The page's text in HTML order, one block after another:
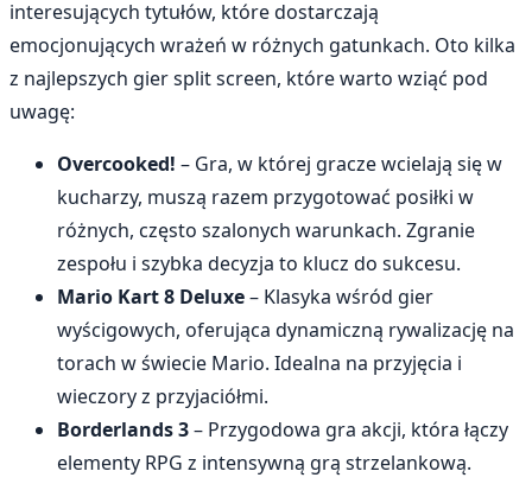
interesujących tytułów, które dostarczają
emocjonujących wrażeń w różnych gatunkach. Oto kilka
z najlepszych gier split screen, które warto wziąć pod
uwagę:
Overcooked! – Gra, w której gracze wcielają się w
kucharzy, muszą razem przygotować posiłki w
różnych, często szalonych warunkach. Zgranie
zespołu i szybka decyzja to klucz do sukcesu.
Mario Kart 8 Deluxe– Klasyka wśród gier
wyścigowych, oferująca dynamiczną rywalizację na
torach w świecie Mario. Idealna na przyjęcia i
wieczory z przyjaciółmi.
Borderlands 3– Przygodowa gra akcji, która łączy
elementy RPG z intensywną grą strzelankową.